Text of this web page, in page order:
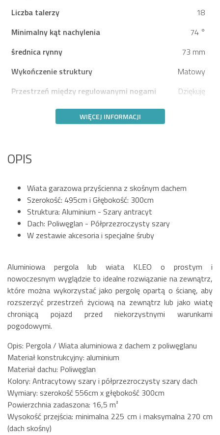
Liczba talerzy
18
Minimalny kąt nachylenia
74 °
średnica rynny
73 mm
Wykończenie struktury
Matowy
Przestrzeń między regulowanymi nogami
Dziękuję
WIĘCEJ INFORMACJI
OPIS
Wiata garazowa przyścienna z skośnym dachem
Szerokość: 495cm i Głębokość: 300cm
Struktura: Aluminium - Szary antracyt
Dach: Poliwęglan - Półprzezroczysty szary
W zestawie akcesoria i specjalne śruby
Aluminiowa pergola lub wiata KLEO o prostym i
nowoczesnym wyglądzie to idealne rozwiązanie na zewnątrz,
które można wykorzystać jako pergolę opartą o ścianę, aby
rozszerzyć przestrzeń życiową na zewnątrz lub jako wiatę
chroniącą pojazd przed niekorzystnymi warunkami
pogodowymi.
Opis: Pergola / Wiata aluminiowa z dachem z poliwęglanu
Materiał konstrukcyjny: aluminium
Materiał dachu: Poliwęglan
Kolory: Antracytowy szary i półprzezroczysty szary dach
Wymiary: szerokość 556cm x głębokość 300cm
Powierzchnia zadaszona: 16,5 m²
Wysokość przejścia: minimalna 225 cm i maksymalna 270 cm
(dach skośny)